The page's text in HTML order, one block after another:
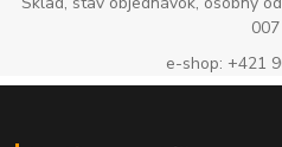
007
e-shop: +421